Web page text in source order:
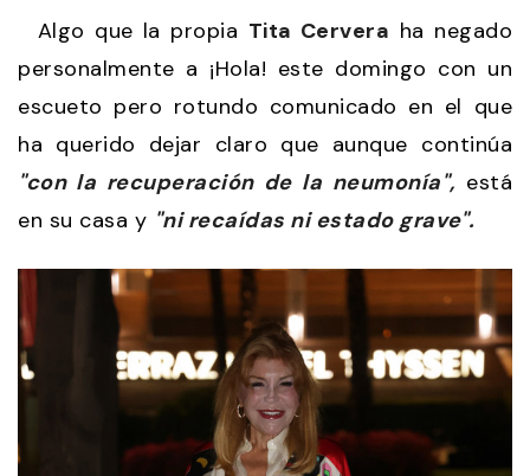
Algo que la propia Tita Cervera ha negado
personalmente a ¡Hola! este domingo con un
escueto pero rotundo comunicado en el que
ha querido dejar claro que aunque continúa
"con la recuperación de la neumonía", está
en su casa y "ni recaídas ni estado grave".